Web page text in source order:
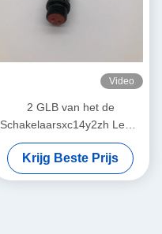
Video
2 GLB van het de
Schakelaarsxc14y2zh Lemo
Stof van de speld Vrouwelijk
Cirkelkabel voor
Stop/Contactdoos
Krijg Beste Prijs